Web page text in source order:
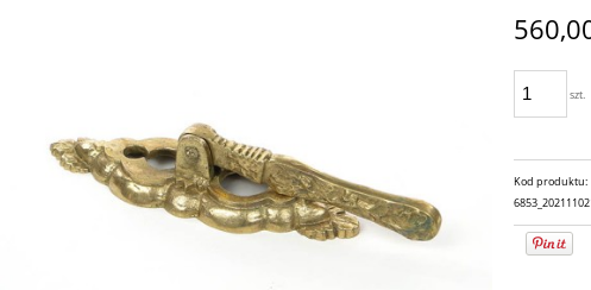
szt.
Kod produktu: